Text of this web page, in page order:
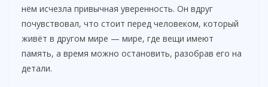
нём исчезла привычная уверенность. Он вдруг
почувствовал, что стоит перед человеком, который
живёт в другом мире — мире, где вещи имеют
память, а время можно остановить, разобрав его на
детали.